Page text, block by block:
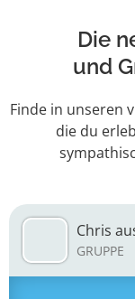
Die
und
Finde in unseren
die du